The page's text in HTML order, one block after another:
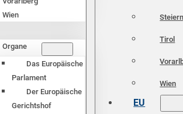
Wien
Organe
Das Europäische
Parlament
Der Europäische
Gerichtshof
Tirol
Wien
EU